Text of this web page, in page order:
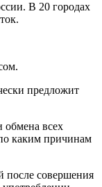
В 20 городах
предложит
всех
каким причинам
после совершения